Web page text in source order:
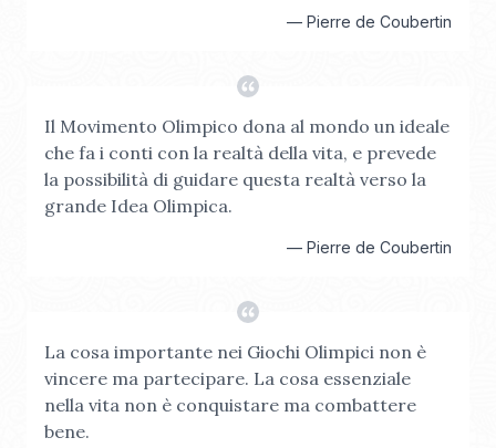
— Pierre de Coubertin
Il Movimento Olimpico dona al mondo un ideale
che fa i conti con la realtà della vita, e prevede
la possibilità di guidare questa realtà verso la
grande Idea Olimpica.
— Pierre de Coubertin
La cosa importante nei Giochi Olimpici non è
vincere ma partecipare. La cosa essenziale
nella vita non è conquistare ma combattere
bene.